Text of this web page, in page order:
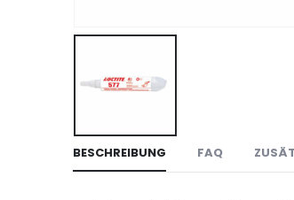
BESCHREIBUNG FAQ